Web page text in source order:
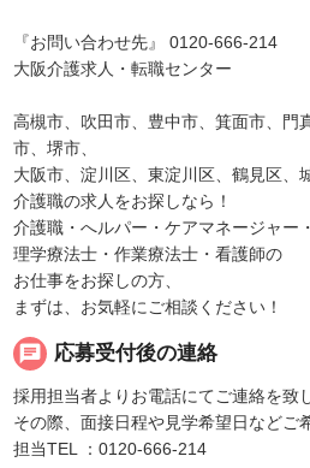
『お問い合わせ先』 0120-666-214
大阪介護求人・転職センター
高槻市、吹田市、豊中市、箕面市、門
市、堺市、
大阪市、淀川区、東淀川区、鶴見区、
介護職の求人をお探しなら！
介護職・へルパー・ケアマネージャー
理学療法士・作業療法士・看護師の
お仕事をお探しの方、
まずは、お気軽にご相談ください！
chat 応募受付後の連絡
採用担当者よりお電話にてご連絡を致
その際、面接日程や見学希望日などご
担当TEL ：0120-666-214